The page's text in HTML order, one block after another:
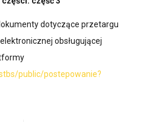
dotyczące przetargu
obsługującej
public/postepowanie?